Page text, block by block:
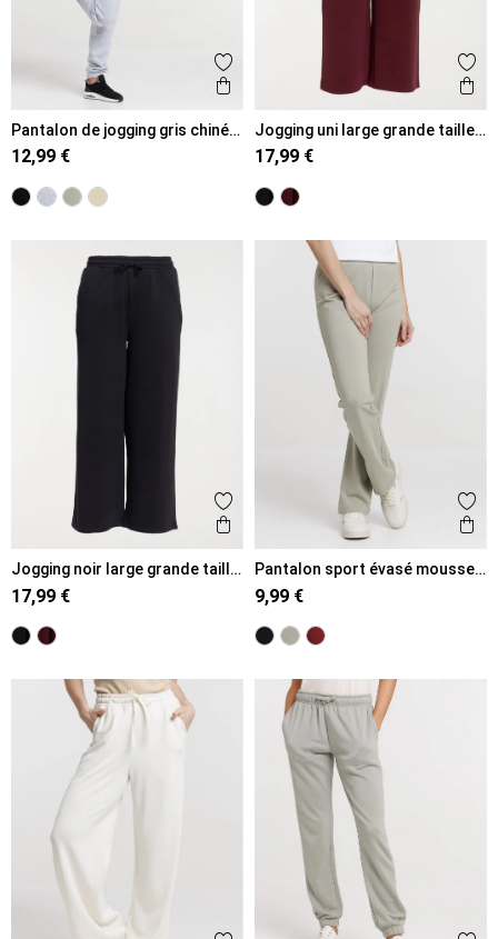
Ajouter aux favoris
Aperçu rapide
Pantalon de jogging gris chiné
femme
12,99 €
Jogging uni large grande taille
femme
17,99 €
Ajouter aux favoris
Aperçu rapide
Jogging noir large grande taille
femme
17,99 €
Pantalon sport évasé mousse
clair femme
9,99 €